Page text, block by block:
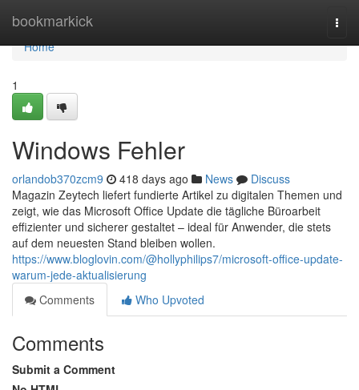
bookmarkick
Home
Home
1
Windows Fehler
orlandob370zcm9 418 days ago News
Discuss
Magazin Zeytech liefert fundierte Artikel zu digitalen Themen und
zeigt, wie das Microsoft Office Update die tägliche Büroarbeit
effizienter und sicherer gestaltet – ideal für Anwender, die stets
auf dem neuesten Stand bleiben wollen.
https://www.bloglovin.com/@hollyphilips7/microsoft-office-update-
warum-jede-aktualisierung
Comments
Who Upvoted
Comments
Submit a Comment